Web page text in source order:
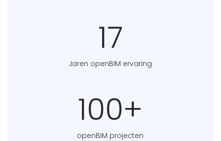
17
Jaren openBIM ervaring
100+
openBIM projecten